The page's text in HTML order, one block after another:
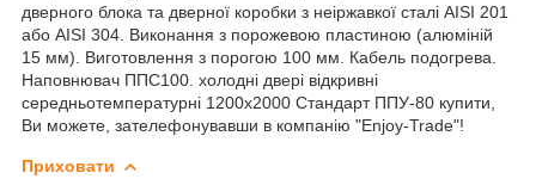
дверного блока та дверної коробки з неіржавкої сталі AISI 201
або AISI 304. Виконання з порожевою пластиною (алюміній
15 мм). Виготовлення з порогою 100 мм. Кабель подогрева.
Наповнювач ППС100. холодні двері відкривні
середньотемпературні 1200х2000 Стандарт ППУ-80 купити,
Ви можете, зателефонувавши в компанію "Enjoy-Trade"!
Приховати